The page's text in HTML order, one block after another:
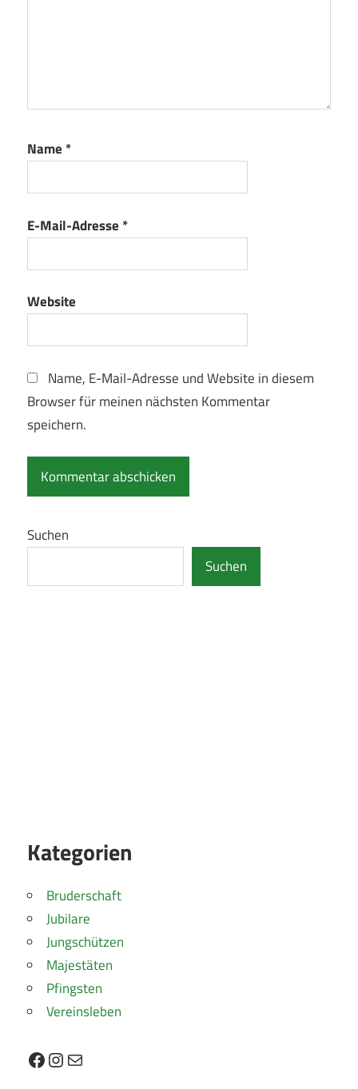
Name *
E-Mail-Adresse *
Website
Name, E-Mail-Adresse und Website in diesem
Browser für meinen nächsten Kommentar
speichern.
Suchen
Suchen
Kategorien
Bruderschaft
Jubilare
Jungschützen
Majestäten
Pfingsten
Vereinsleben
Facebook
Instagram
E-Mail